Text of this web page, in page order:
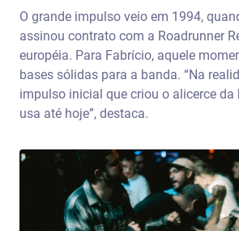
O grande impulso veio em 1994,
assinou contrato com a Roadrunner
européia. Para Fabrício, aquele
bases sólidas para a banda. “Na
impulso inicial que criou o alicerce da
usa até hoje”, destaca.